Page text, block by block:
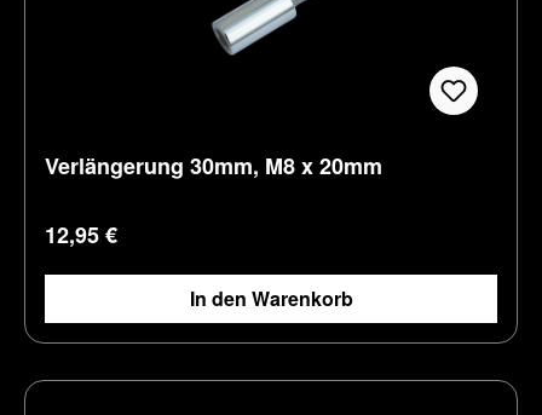
Verlängerung 30mm, M8 x 20mm
Regulärer Preis:
12,95 €
In den Warenkorb